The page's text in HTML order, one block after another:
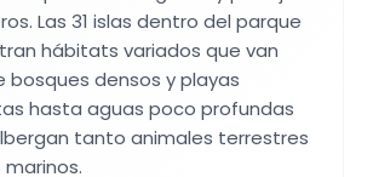
Las 31 islas dentro del parque
hábitats variados que van
bosques densos y playas
hasta aguas poco profundas
tanto animales terrestres